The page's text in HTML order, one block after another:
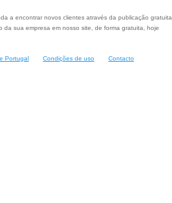
a encontrar novos clientes através da publicação gratuita
sua empresa em nosso site, de forma gratuita, hoje
Portugal Condições de uso Contacto